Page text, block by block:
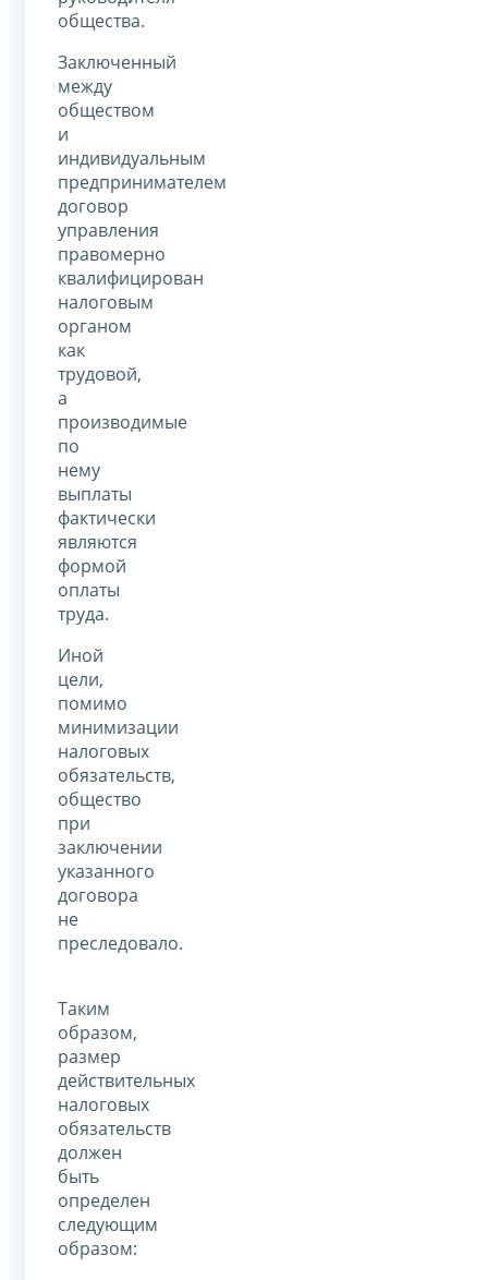
общества.
Заключенный
между
обществом
и
индивидуальным
предпринимателем
договор
управления
правомерно
квалифицирован
налоговым
органом
как
трудовой,
а
производимые
по
нему
выплаты
фактически
являются
формой
оплаты
труда.
Иной
цели,
помимо
минимизации
налоговых
обязательств,
общество
при
заключении
указанного
договора
не
преследовало.
Таким
образом,
размер
действительных
налоговых
обязательств
должен
быть
определен
следующим
образом: